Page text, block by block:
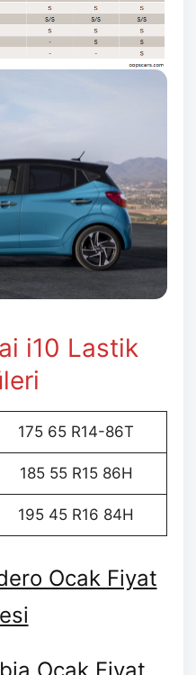
i10 Lastik
175 65 R14-86T
185 55 R15 86H
195 45 R16 84H
Ocak Fiyat